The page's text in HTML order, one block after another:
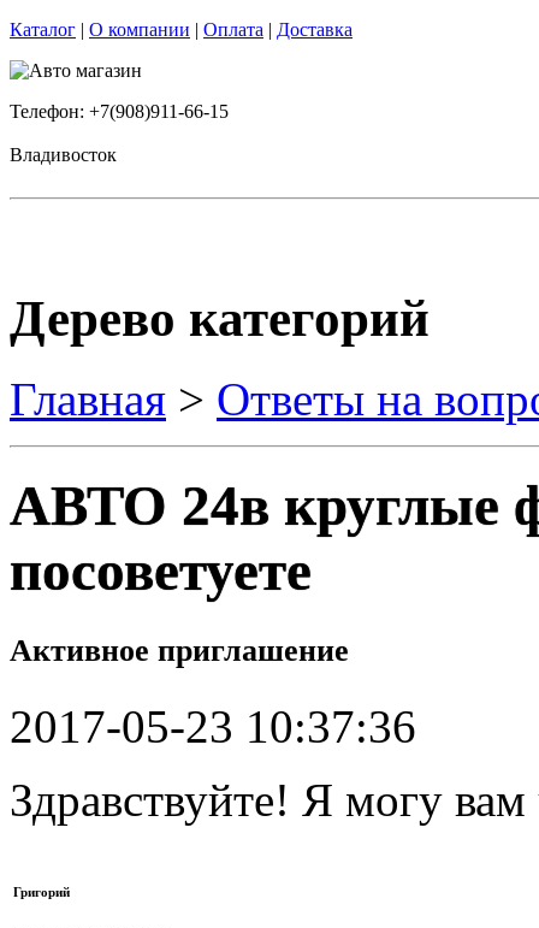
Каталог | О компании | Оплата | Доставка
Телефон: +7(908)911-66-15
Владивосток
Дерево категорий
Главная > Ответы на
АВТО 24в круглые
посоветуете
Активное приглашение
2017-05-23 10:37:36
Здравствуйте! Я могу
Григорий